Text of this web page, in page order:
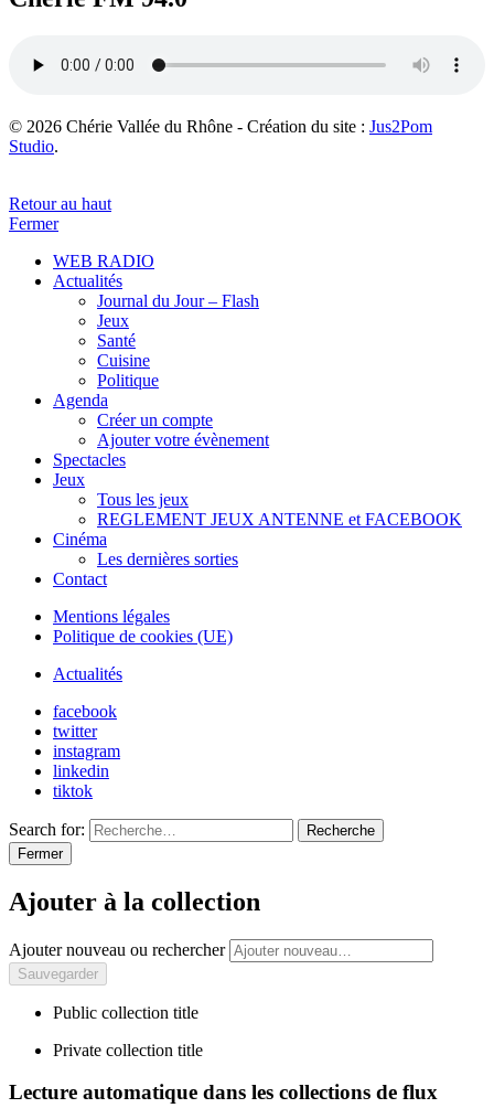
© 2026 Chérie Vallée du Rhône - Création du site : Jus2Pom
Studio.
Retour au haut
Fermer
WEB RADIO
Actualités
Journal du Jour – Flash
Jeux
Santé
Cuisine
Politique
Agenda
Créer un compte
Ajouter votre évènement
Spectacles
Jeux
Tous les jeux
REGLEMENT JEUX ANTENNE et FACEBOOK
Cinéma
Les dernières sorties
Contact
Mentions légales
Politique de cookies (UE)
Actualités
facebook
twitter
instagram
linkedin
tiktok
Search for:
Recherche
Fermer
Ajouter à la collection
Ajouter nouveau ou rechercher
Public collection title
Private collection title
Lecture automatique dans les collections de flux